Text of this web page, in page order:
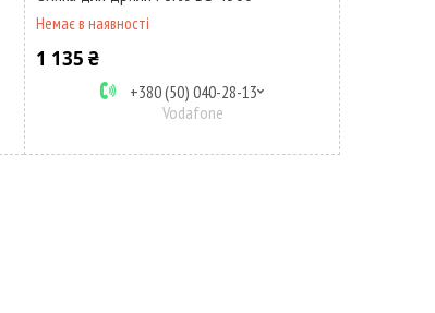
Немає в наявності
1 135 ₴
+380 (50) 040-28-13
Vodafone